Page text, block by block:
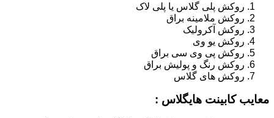
روکش پلی گلاس یا پلی لاک
روکش ملامینه براق
روکش آکرولیک
روکش یو وی
روکش پی وی سی براق
روکش رنگ و پولیش براق
روکش های گلاس
معایب کابینت هایگلاس :